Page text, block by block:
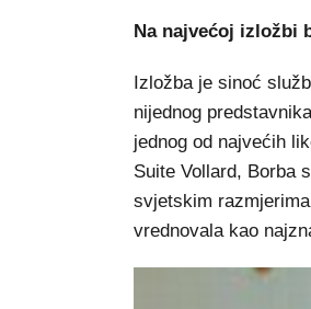
Na najvećoj izložbi
Izložba je sinoć
nijednog
jednog od najvećih
Suite Vollard, Borba
svjetskim
vrednovala kao